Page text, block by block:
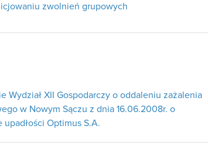
zwolnień grupowych
Wydział XII Gospodarczy o oddaleniu zażalenia
w Nowym Sączu z dnia 16.06.2008r. o
Optimus S.A.